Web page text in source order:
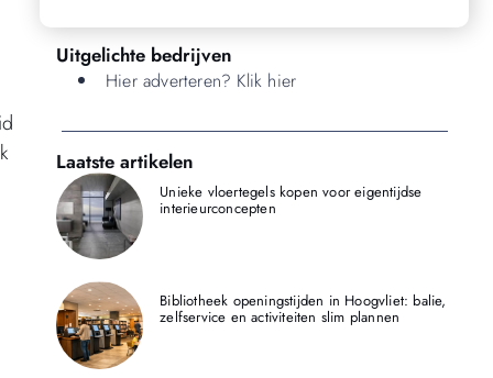
Uitgelichte bedrijven
Hier adverteren? Klik hier
Laatste artikelen
Unieke vloertegels kopen voor eigentijdse
interieurconcepten
Bibliotheek openingstijden in Hoogvliet: balie,
zelfservice en activiteiten slim plannen